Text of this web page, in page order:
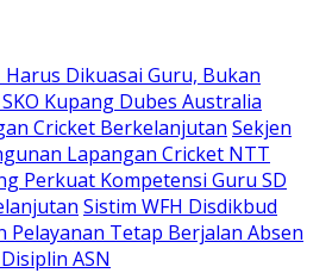
Harus Dikuasai Guru, Bukan
Kupang Dubes Australia
Cricket Berkelanjutan Sekjen
Lapangan Cricket NTT
Perkuat Kompetensi Guru SD
Sistim WFH Disdikbud
Pelayanan Tetap Berjalan Absen
ASN